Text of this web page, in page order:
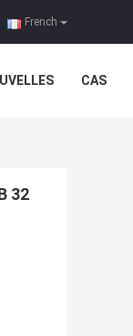
French
CAS
32